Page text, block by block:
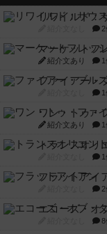
リワイルド：
マーケットフ
紹介文あり
ファイアー・
ワン・トゥ・
紹介文あり
トランスオリ
フラットアイ
エコーズ・オ
8